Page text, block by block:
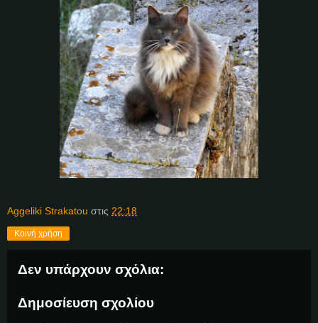
Aggeliki Strakatou στις 22:18
Κοινή χρήση
Δεν υπάρχουν σχόλια:
Δημοσίευση σχολίου